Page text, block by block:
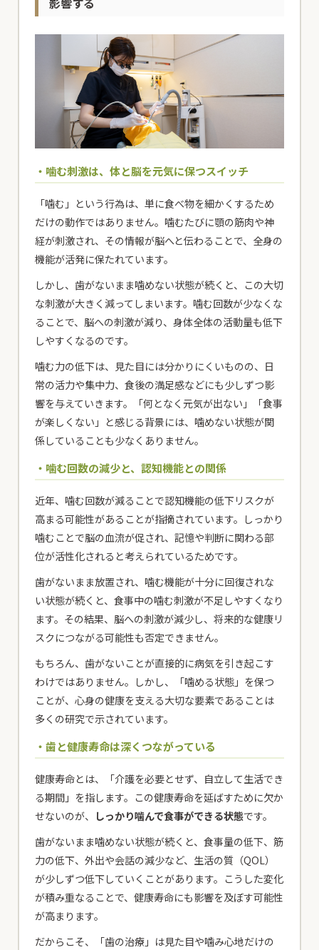
・噛む刺激は、体と脳を元気に保つスイッチ
「噛む」という行為は、単に食べ物を細かくするため
だけの動作ではありません。噛むたびに顎の筋肉や神
経が刺激され、その情報が脳へと伝わることで、全身の
機能が活発に保たれています。
しかし、歯がないまま噛めない状態が続くと、この大切
な刺激が大きく減ってしまいます。噛む回数が少なくな
ることで、脳への刺激が減り、身体全体の活動量も低下
しやすくなるのです。
噛む力の低下は、見た目には分かりにくいものの、日
常の活力や集中力、食後の満足感などにも少しずつ影
響を与えていきます。「何となく元気が出ない」「食事
が楽しくない」と感じる背景には、噛めない状態が関
係していることも少なくありません。
・噛む回数の減少と、認知機能との関係
近年、噛む回数が減ることで認知機能の低下リスクが
高まる可能性があることが指摘されています。しっかり
噛むことで脳の血流が促され、記憶や判断に関わる部
位が活性化されると考えられているためです。
歯がないまま放置され、噛む機能が十分に回復されな
い状態が続くと、食事中の噛む刺激が不足しやすくなり
ます。その結果、脳への刺激が減少し、将来的な健康リ
スクにつながる可能性も否定できません。
もちろん、歯がないことが直接的に病気を引き起こす
わけではありません。しかし、「噛める状態」を保つ
ことが、心身の健康を支える大切な要素であることは
多くの研究で示されています。
・歯と健康寿命は深くつながっている
健康寿命とは、「介護を必要とせず、自立して生活でき
る期間」を指します。この健康寿命を延ばすために欠か
せないのが、 しっかり噛んで食事ができる状態です。
歯がないまま噛めない状態が続くと、食事量の低下、筋
力の低下、外出や会話の減少など、生活の質（QOL）
が少しずつ低下していくことがあります。こうした変化
が積み重なることで、健康寿命にも影響を及ぼす可能性
が高まります。
だからこそ、「歯の治療」は見た目や噛み心地だけの